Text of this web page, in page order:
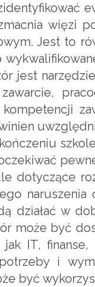
więzi
Jest to
jest
dotyczące
działać w
może być
IT,
i
być